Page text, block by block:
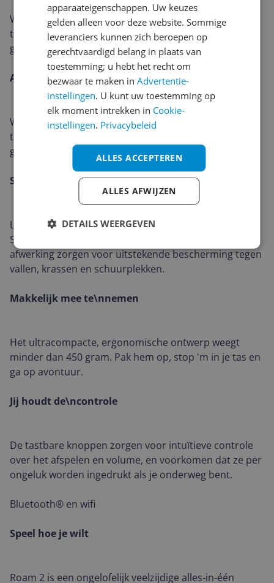
Waterspatten, zon, vuil, zand, sneeuw, extreme
temperaturen: Roam 2 is nauwkeurig ontworpen en
getest om het allemaal aan te kunnen.
Altijd in zijn element
Waterspatten, zon, vuil, zand, sneeuw en extreme
temperaturen - Roam 2 is nauwgezet ontworpen en
getest om het allemaal aan te kunnen.
Schokkend\nduurzaam
Laat je niet misleiden door de elegante looks.
Schokabsorberende materialen en een slijtvaste
afwerking zorgen voor uitstekende bescherming tegen
vallen, krassen en schuurplekken.
Makkelijk mee te\nnemen
Het ultracompacte, ergonomische ontwerp weegt
minder dan 450 gram. Pak hem op, stop 'm in je tas en
ga op avontuur.
Jij houdt de\ncontrole
De tastbare knoppen zorgen voor intuïtieve controle
over het afspelen en volume, en voorkomen dat ze per
ongeluk worden ingedrukt als je onderweg bent.
Bluetooth® en wifi
Speel hoe je wilt
Roam 2 is een ongelofelijk veelzijdige alles-in-één
apparaateigenschappen. Uw keuzes
gelden alleen voor deze website. Sommige
leveranciers kunnen zich beroepen op
gerechtvaardigd belang in plaats van
toestemming; u hebt het recht om
bezwaar te maken inAdvertentie-
instellingen. U kunt uw toestemming op
elk moment intrekken in Cookie-
instellingen. Privacybeleid
ALLES ACCEPTEREN
ALLES AFWIJZEN
DETAILS WEERGEVEN